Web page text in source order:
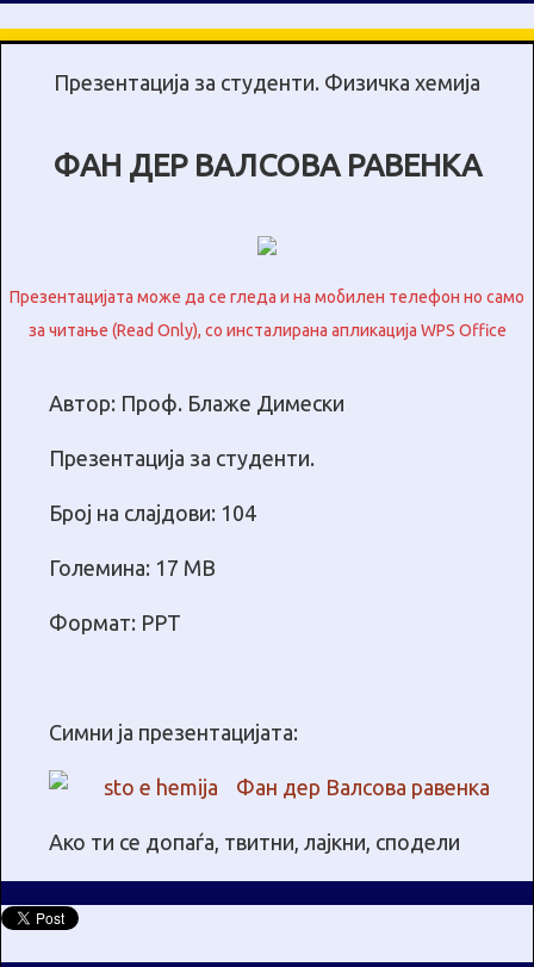
Презентација за студенти. Физичка хемија
ФАН ДЕР ВАЛСОВА РАВЕНКА
Презентацијата може да се гледа и на мобилен телефон но само
за читање (Read Only), со инсталирана апликација WPS Office
Автор: Проф. Блаже Димески
Презентација за студенти.
Број на слајдови: 104
Големина: 17 МB
Формат: PPT
Симни ја презентацијата:
Фан дер Валсова равенка
Ако ти се допаѓа, твитни, лајкни, сподели